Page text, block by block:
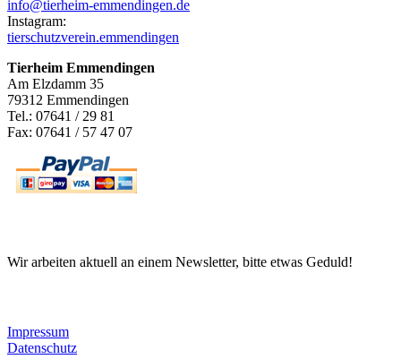
info@tierheim-emmendingen.de
Instagram:
tierschutzverein.emmendingen
Tierheim Emmendingen
Am Elzdamm 35
79312 Emmendingen
Tel.: 07641 / 29 81
Fax: 07641 / 57 47 07
Wir arbeiten aktuell an einem Newsletter, bitte etwas Geduld!
Impressum
Datenschutz